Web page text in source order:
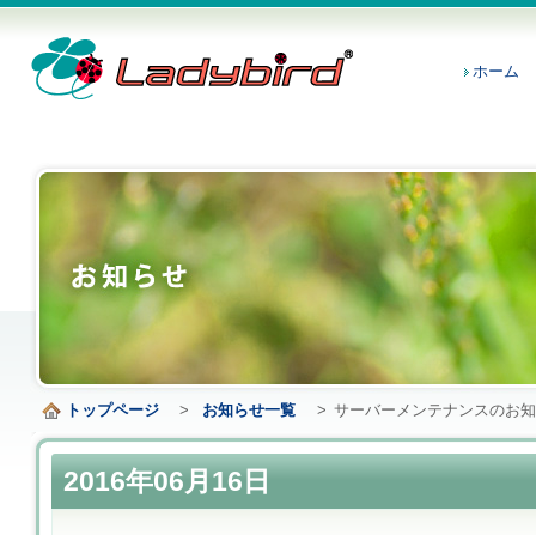
ホーム
トップページ > お知らせ一覧 > サーバーメンテナンスのお
2016年06月16日